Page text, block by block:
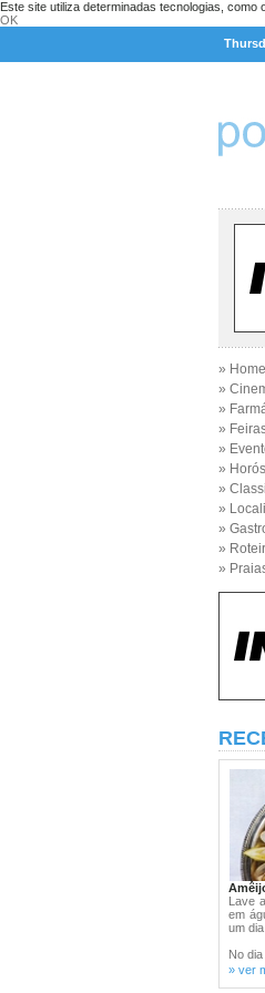
Este site utiliza determinadas tecnologias,
OK
» Home
»
»
»
»
»
»
»
»
»
»
Lave
em
um
No dia
» ver